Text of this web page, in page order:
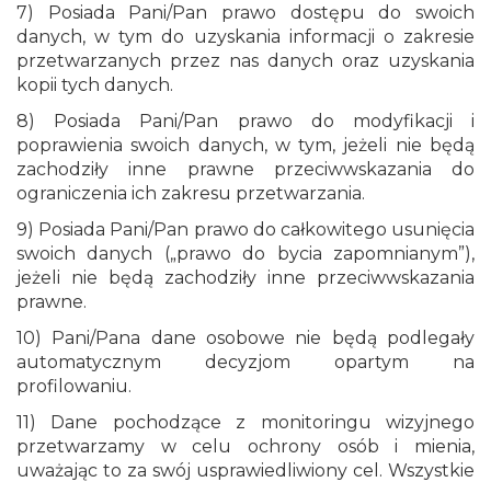
7) Posiada Pani/Pan prawo dostępu do swoich
danych, w tym do uzyskania informacji o zakresie
przetwarzanych przez nas danych oraz uzyskania
kopii tych danych.
8) Posiada Pani/Pan prawo do modyfikacji i
poprawienia swoich danych, w tym, jeżeli nie będą
zachodziły inne prawne przeciwwskazania do
ograniczenia ich zakresu przetwarzania.
9) Posiada Pani/Pan prawo do całkowitego usunięcia
swoich danych („prawo do bycia zapomnianym”),
jeżeli nie będą zachodziły inne przeciwwskazania
prawne.
10) Pani/Pana dane osobowe nie będą podlegały
automatycznym decyzjom opartym na
profilowaniu.
11) Dane pochodzące z monitoringu wizyjnego
przetwarzamy w celu ochrony osób i mienia,
uważając to za swój usprawiedliwiony cel. Wszystkie